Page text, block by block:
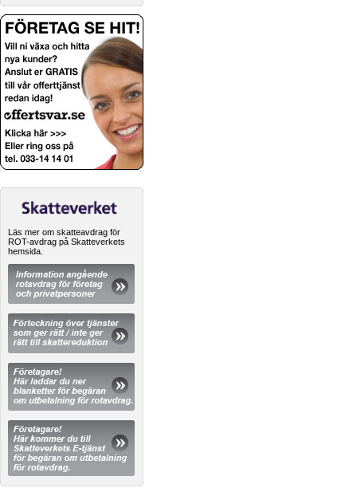
Läs mer om skatteavdrag för
ROT-avdrag på Skatteverkets
hemsida.